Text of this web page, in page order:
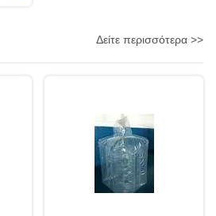
Δείτε περισσότερα >>